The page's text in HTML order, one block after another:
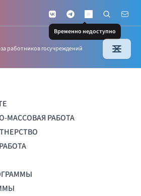
VKontakteTelegramMAX
Временно недоступно
Поиск по
Почта
работников госучреждений
МАССОВАЯ РАБОТА